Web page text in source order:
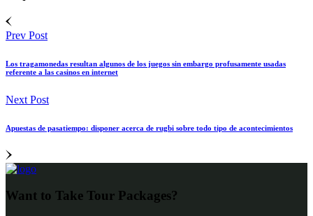
Prev Post
Los tragamonedas resultan algunos de los juegos sin embargo profusamente usadas
referente a las casinos en internet
Next Post
Apuestas de pasatiempo: disponer acerca de rugbi sobre todo tipo de acontecimientos
Want to Take Tour Packages?